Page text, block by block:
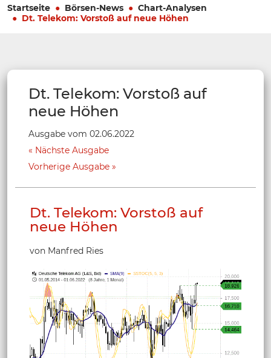
Startseite Börsen-News
Chart-Analysen
Dt. Telekom: Vorstoß auf neue Höhen
Dt. Telekom: Vorstoß auf
neue Höhen
Ausgabe vom 02.06.2022
Nächste Ausgabe
Vorherige Ausgabe
Dt. Telekom: Vorstoß auf
neue Höhen
von Manfred Ries